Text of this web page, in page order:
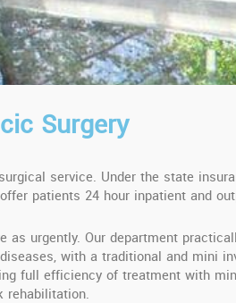
Surgery
service. Under the state
patients 24 hour inpatient and
as urgently. Our department
with a traditional and mini
full efficiency of treatment with
rehabilitation.